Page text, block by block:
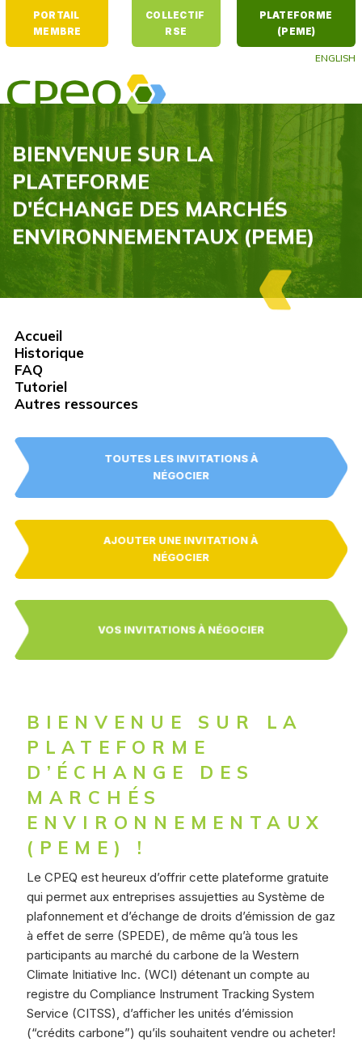
ENGLISH
PORTAIL
MEMBRE
COLLECTIF
RSE
PLATEFORME
(PEME)
Le développement durable
en entreprise
BIENVENUE SUR LA
PLATEFORME
D'ÉCHANGE DES MARCHÉS
ENVIRONNEMENTAUX (PEME)
Accueil
Historique
FAQ
Tutoriel
Autres ressources
TOUTES LES INVITATIONS À
NÉGOCIER
AJOUTER UNE INVITATION À
NÉGOCIER
VOS INVITATIONS À NÉGOCIER
BIENVENUE SUR LA
PLATEFORME
D’ÉCHANGE DES
MARCHÉS
ENVIRONNEMENTAUX
(PEME) !
Le CPEQ est heureux d’offrir cette plateforme gratuite
qui permet aux entreprises assujetties au Système de
plafonnement et d’échange de droits d’émission de gaz
à effet de serre (SPEDE), de même qu’à tous les
participants au marché du carbone de la Western
Climate Initiative Inc. (WCI) détenant un compte au
registre du Compliance Instrument Tracking System
Service (CITSS), d’afficher les unités d’émission
(“crédits carbone”) qu’ils souhaitent vendre ou acheter!